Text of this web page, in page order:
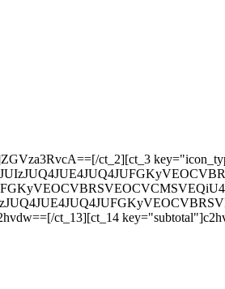
ct_2][ct_3
ct_13][ct_14